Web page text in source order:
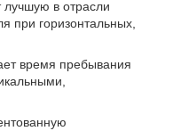
лучшую в отрасли
при горизонтальных,
время пребывания